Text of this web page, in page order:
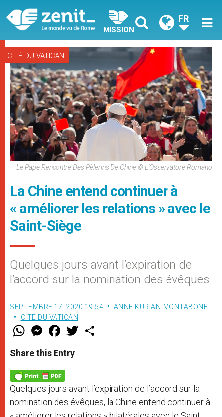
MISSION
FR
CITÉ DU VATICAN
Le Pape Rencontre Des Pèlerins De Chine © L'Osservatore Romano
La Chine entend continuer à
« améliorer les relations » avec le
Saint-Siège
Quelques jours avant l’expiration de
l’accord sur la nomination des évêques
SEPTEMBRE 17, 2020 19:54
ANNE KURIAN-MONTABONE
CITÉ DU VATICAN
W
t
s
p
p
M
e
s
e
g
e
r
F
a
e
b
o
k
w
Share this Entry
Quelques jours avant l’expiration de l’accord sur la
nomination des évêques, la Chine entend continuer à